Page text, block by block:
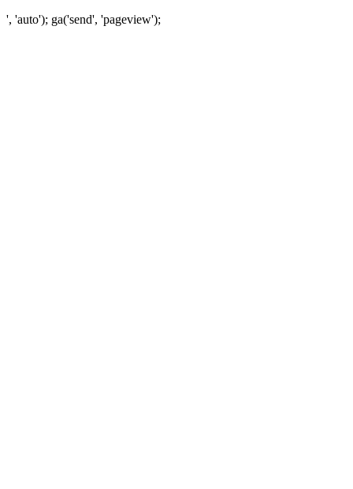
', 'auto'); ga('send', 'pageview');